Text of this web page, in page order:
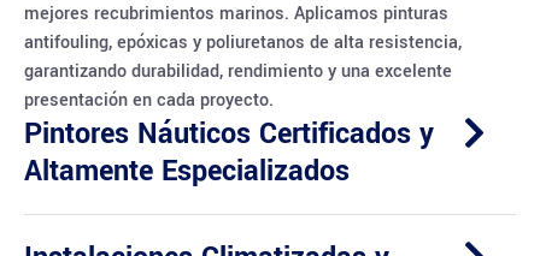
mejores recubrimientos marinos. Aplicamos pinturas
antifouling, epóxicas y poliuretanos de alta resistencia,
garantizando durabilidad, rendimiento y una excelente
presentación en cada proyecto.
Pintores Náuticos Certificados y
Altamente Especializados